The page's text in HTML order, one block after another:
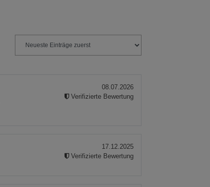
08.07.2026
Verifizierte Bewertung
17.12.2025
Verifizierte Bewertung